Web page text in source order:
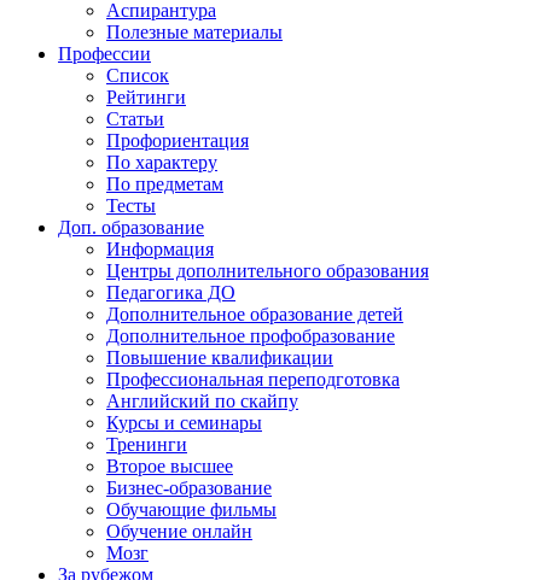
Аспирантура
Полезные материалы
Профессии
Список
Рейтинги
Статьи
Профориентация
По характеру
По предметам
Тесты
Доп. образование
Информация
Центры дополнительного образования
Педагогика ДО
Дополнительное образование детей
Дополнительное профобразование
Повышение квалификации
Профессиональная переподготовка
Английский по скайпу
Курсы и семинары
Тренинги
Второе высшее
Бизнес-образование
Обучающие фильмы
Обучение онлайн
Мозг
За рубежом